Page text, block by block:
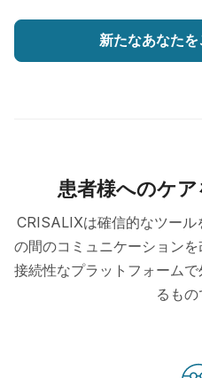
新たなあなたを
患者様へのケ
CRISALIXは確信的なツー
の間のコミュニケーション
接続性なプラットフォーム
るもの